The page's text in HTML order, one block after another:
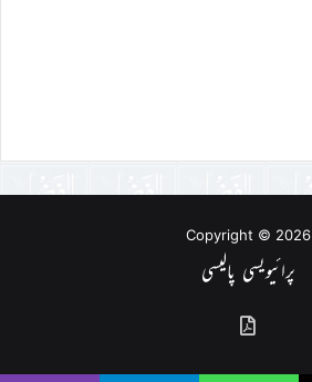
Copyright © 2026
پرائیویسی پالیسی
گذشتہ
شمارے